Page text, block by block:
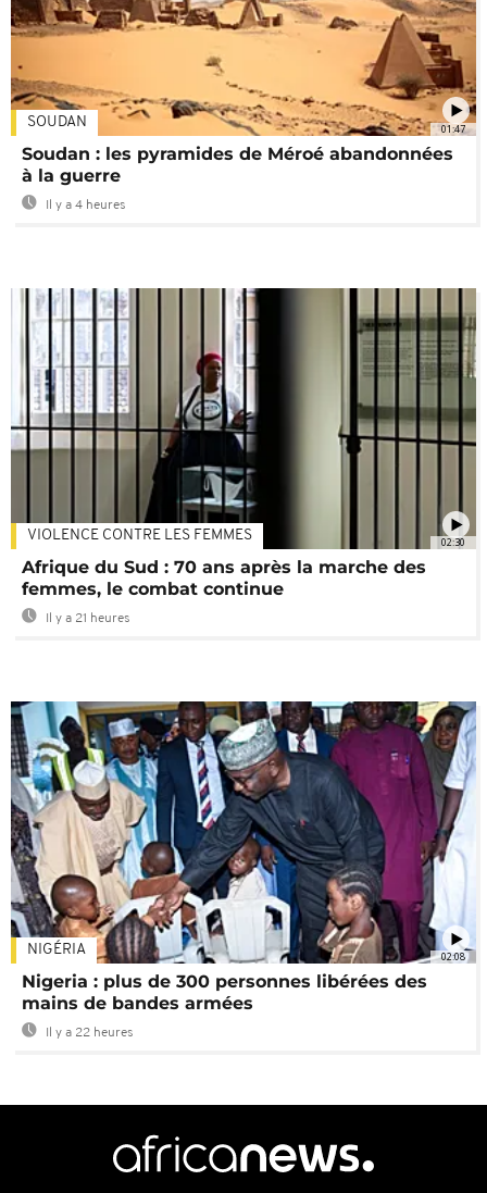
01:47
SOUDAN
Soudan : les pyramides de Méroé abandonnées
à la guerre
Il y a 4 heures
02:30
VIOLENCE CONTRE LES FEMMES
Afrique du Sud : 70 ans après la marche des
femmes, le combat continue
Il y a 21 heures
02:08
NIGÉRIA
Nigeria : plus de 300 personnes libérées des
mains de bandes armées
Il y a 22 heures